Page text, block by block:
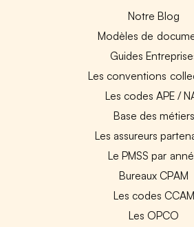
Notre Blog
Modèles de
Guides
Les conventions
Les codes APE /
Base des métiers
Les assureurs
Le PMSS par
Bureaux CPAM
Les codes CCAM
Les OPCO